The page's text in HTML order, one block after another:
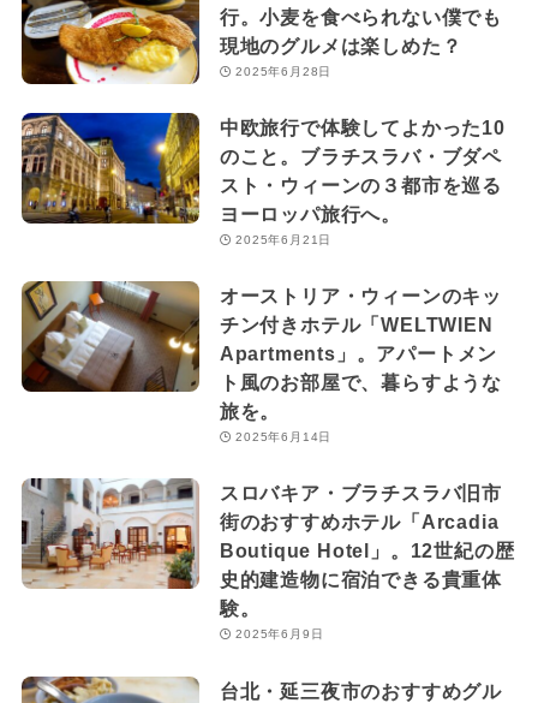
行。小麦を食べられない僕でも
現地のグルメは楽しめた？
2025年6月28日
中欧旅行で体験してよかった10
のこと。ブラチスラバ・ブダペ
スト・ウィーンの３都市を巡る
ヨーロッパ旅行へ。
2025年6月21日
オーストリア・ウィーンのキッ
チン付きホテル「WELTWIEN
Apartments」。アパートメン
ト風のお部屋で、暮らすような
旅を。
2025年6月14日
スロバキア・ブラチスラバ旧市
街のおすすめホテル「Arcadia
Boutique Hotel」。12世紀の歴
史的建造物に宿泊できる貴重体
験。
2025年6月9日
台北・延三夜市のおすすめグル